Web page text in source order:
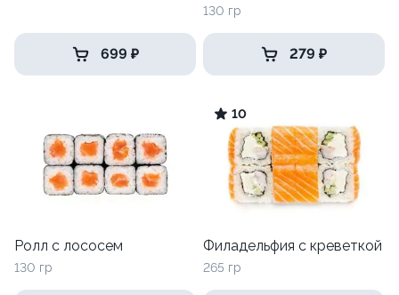
699 ₽
130 гр
279 ₽
Ролл с лососем
130 гр
10
Филадельфия с креветкой
265 гр